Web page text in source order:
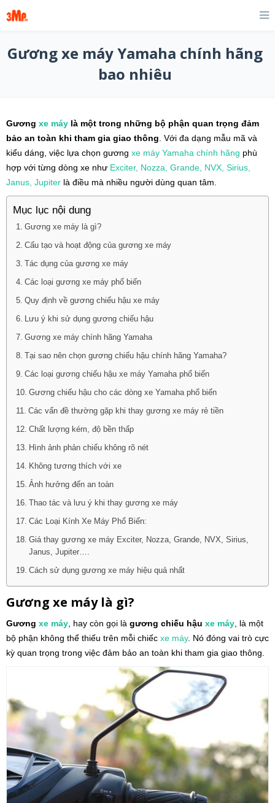
Gương xe máy Yamaha chính hãng
bao nhiêu
Gương xe máy là một trong những bộ phận quan trọng đảm
bảo an toàn khi tham gia giao thông . Với đa dạng mẫu mã và
kiểu dáng, việc lựa chọn gương xe máy Yamaha chính hãng phù
hợp với từng dòng xe như Exciter, Nozza, Grande, NVX, Sirius,
Janus, Jupiter là điều mà nhiều người dùng quan tâm.
Mục lục nội dung
Gương xe máy là gì?
Cấu tạo và hoạt động của gương xe máy
Tác dụng của gương xe máy
Các loại gương xe máy phổ biến
Quy định về gương chiếu hậu xe máy
Lưu ý khi sử dụng gương chiếu hậu
Gương xe máy chính hãng Yamaha
Tại sao nên chọn gương chiếu hậu chính hãng Yamaha?
Các loại gương chiếu hậu xe máy Yamaha phổ biến
Gương chiếu hậu cho các dòng xe Yamaha phổ biến
Các vấn đề thường gặp khi thay gương xe máy rẻ tiền
Chất lượng kém, độ bền thấp
Hình ảnh phản chiếu không rõ nét
Không tương thích với xe
Ảnh hưởng đến an toàn
Thao tác và lưu ý khi thay gương xe máy
Các Loại Kính Xe Máy Phổ Biến:
Giá thay gương xe máy Exciter, Nozza, Grande, NVX, Sirius,
Janus, Jupiter….
Cách sử dụng gương xe máy hiệu quả nhất
Gương xe máy là gì?
Gương xe máy , hay còn gọi là gương chiếu hậu xe máy , là một
bộ phận không thể thiếu trên mỗi chiếc xe máy. Nó đóng vai trò cực
kỳ quan trọng trong việc đảm bảo an toàn khi tham gia giao thông.